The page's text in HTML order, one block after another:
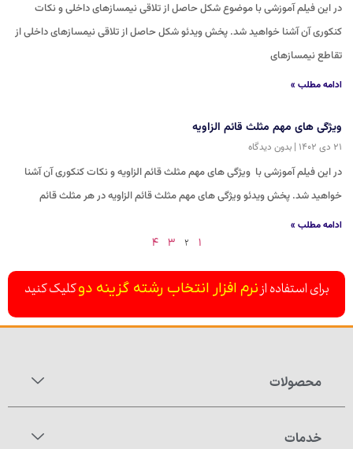
در این فیلم آموزشی با موضوع شکل حاصل از تلاقی نیمسازهای داخلی و نکات
کنکوری آن آشنا خواهید شد. پخش ویدئو شکل حاصل از تلاقی نیمسازهای داخلی از
تقاطع نیمسازهای
ادامه مطلب »
ویژگی های مهم مثلث قائم الزاویه
۲۱ دی ۱۴۰۲ بدون دیدگاه
در این فیلم آموزشی با ویژگی های مهم مثلث قائم الزاویه و نکات کنکوری آن آشنا
خواهید شد. پخش ویدئو ویژگی های مهم مثلث قائم الزاویه در هر مثلث قائم
ادامه مطلب »
۱
۲ ۳ ۴
برای استفاده ازنرم افزار انتخاب رشته گزینه دوکلیک کنید
محصولات
خدمات